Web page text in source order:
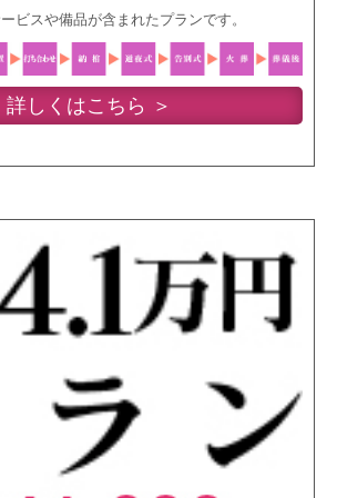
ビスや備品が含まれたプランです。
詳しくはこちら ＞